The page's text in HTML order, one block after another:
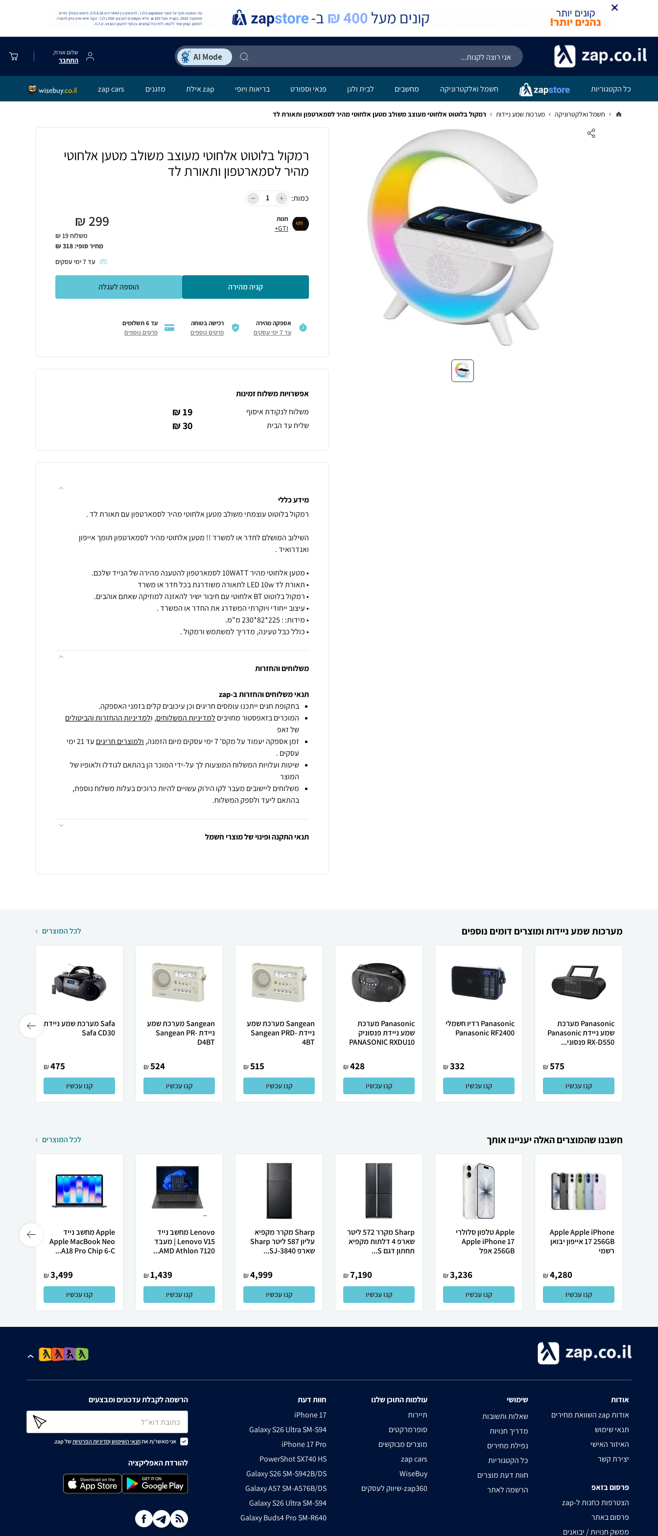
שלום אורח,
התחבר
כל הקטגוריות חשמל ואלקטרוניקה מחשבים לבית ולגן פנאי וספורט בריאות ויופי zap אילת מזגנים zap cars
חשמל ואלקטרוניקה מערכות שמע ניידות רמקול בלוטוט אלחוטי מעוצב משולב מטען אלחוטי מהיר לסמארטפון ותאורת לד
רמקול בלוטוט אלחוטי מעוצב משולב מטען אלחוטי
מהיר לסמארטפון ותאורת לד
כמות:
חנות
GTI+
299
₪
משלוח 19 ₪
מחיר סופי: 318
₪
עד7ימי עסקים
קניה מהירה הוספה לעגלה
אספקה מהירה
עד 7 ימי עסקים
רכישה בטוחה
פרטים נוספים
עד 6 תשלומים
פרטים נוספים
אפשרויות משלוח זמינות
משלוח לנקודת איסוף
19 ₪
שליח עד הבית 30 ₪
מידע כללי
השילוב המושלם לחדר או למשרד !! מטען אלחוטי מהיר לסמארטפון תומך אייפון
• כולל כבל טעינה, מדריך למשתמש ורמקול .
משלוחים והחזרות
תנאי משלוחים והחזרות ב-zap
בתקופת חגים ייתכנו עומסים חריגים וכן עיכובים קלים בזמני האספקה.
המוכרים בזאפסטור מחויבים למדיניות המשלוחים, ולמדיניות ההחזרות והביטולים
של זאפ
זמן אספקה יעמוד על מקס' 7 ימי עסקים מיום הזמנה,
ולמוצרים חריגים
עד 21 ימי
עסקים .
שיטות ועלויות המשלוח המוצעות לך על-ידי המוכר הן בהתאם לגודלו ולאופיו של
המוצר
משלוחים ליישובים מעבר לקו הירוק עשויים להיות כרוכים בעלות משלוח נוספת,
בהתאם ליעד ולספק המשלוח.
תנאי התקנה ופינוי של מוצרי חשמל
מערכות שמע ניידות ומוצרים דומים נוספים לכל המוצרים
Panasonic מערכת
שמע ניידת Panasonic
RX-D550 פנסוני...
575
₪
קנו עכשיו
Panasonic רדיו חשמלי
Panasonic RF2400
332
₪
קנו עכשיו
Panasonic מערכת
שמע ניידת פנסוניק
PANASONIC RXDU10
428
₪
קנו עכשיו
Sangean מערכת שמע
ניידת Sangean PRD-
4BT
515
₪
קנו עכשיו
Sangean מערכת שמע
ניידת Sangean PR-
D4BT
524
₪
קנו עכשיו
Safa מערכת שמע ניידת
Safa CD30
475
₪
קנו עכשיו
חשבנו שהמוצרים האלה יעניינו אותך לכל המוצרים
Apple Apple iPhone
17 256GB אייפון יבואן
רשמי
4,280
₪
קנו עכשיו
Apple טלפון סלולרי
Apple iPhone 17
256GB אפל
3,236
₪
קנו עכשיו
Sharp מקרר 572 ליטר
שארפ 4 דלתות מקפיא
תחתון דגם S...
7,190
₪
קנו עכשיו
Sharp מקרר מקפיא
עליון 587 ליטר Sharp
שארפ SJ-3840...
4,999
₪
קנו עכשיו
Lenovo מחשב נייד
Lenovo V15 | מעבד
AMD Athlon 7120...
1,439
₪
קנו עכשיו
Apple מחשב נייד
Apple MacBook Neo
A18 Pro Chip 6-C...
3,499
₪
קנו עכשיו
אודות
השוואת מחירים zap אודות
תנאי שימוש
האיזור האישי
יצירת קשר
פרסום בזאפ
zap-הצטרפות כחנות ל
פרסום באתר
ממשק חנויות / יבואנים
שימושי
שאלות ותשובות
מדריך חנויות
נפילת מחירים
כל הקטגוריות
חוות דעת מוצרים
הרשמה לאתר
עולמות התוכן שלנו
תיירות
סופרמרקטים
מוצרים מבוקשים
zap cars
WiseBuy
שיווק לעסקים-zap360
חוות דעת
iPhone 17
Galaxy S26 Ultra SM-S94
iPhone 17 Pro
PowerShot SX740 HS
Galaxy S26 SM-S942B/DS
Galaxy A57 SM-A576B/DS
Galaxy S26 Ultra SM-S94
Galaxy Buds4 Pro SM-R640
הרשמה לקבלת עדכונים ומבצעים
אני מאשר/ת אתתנאי השימושומדיניות הפרטיותשל zap.
להורדת האפליקציה